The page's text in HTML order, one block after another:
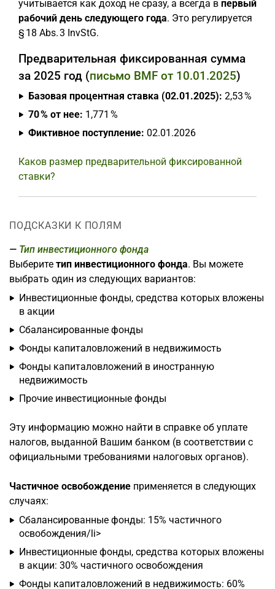
учитывается как доход не сразу, а всегда в первый
рабочий день следующего года. Это регулируется
§ 18 Abs. 3 InvStG.
Предварительная фиксированная сумма
за 2025 год (письмо BMF от 10.01.2025)
Базовая процентная ставка (02.01.2025): 2,53 %
70 % от нее: 1,771 %
Фиктивное поступление: 02.01.2026
Каков размер предварительной фиксированной
ставки?
ПОДСКАЗКИ К ПОЛЯМ
Тип инвестиционного фонда
Выберите тип инвестиционного фонда. Вы можете
выбрать один из следующих вариантов:
Инвестиционные фонды, средства которых вложены
в акции
Сбалансированные фонды
Фонды капиталовложений в недвижимость
Фонды капиталовложений в иностранную
недвижимость
Прочие инвестиционные фонды
Эту информацию можно найти в справке об уплате
налогов, выданной Вашим банком (в соответствии с
официальными требованиями налоговых органов).
Частичное освобождение применяется в следующих
случаях:
Сбалансированные фонды: 15% частичного
освобождения/li>
Инвестиционные фонды, средства которых вложены
в акции: 30% частичного освобождения
Фонды капиталовложений в недвижимость: 60%